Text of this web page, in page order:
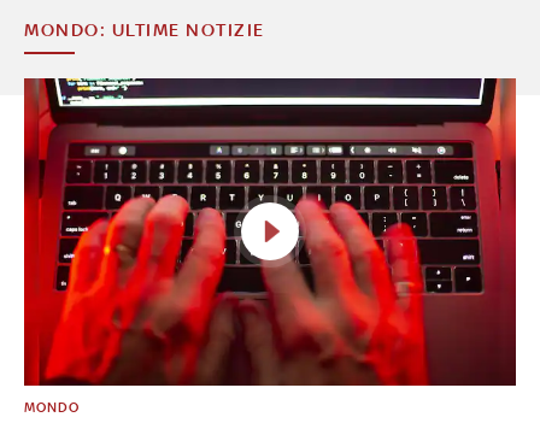
MONDO: ULTIME NOTIZIE
MONDO